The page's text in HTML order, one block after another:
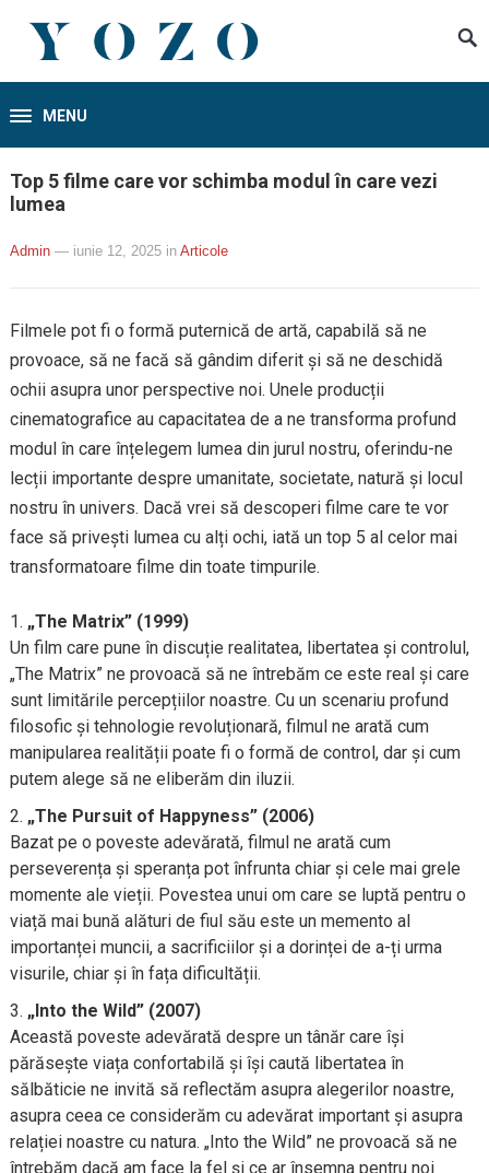
MENU
Top 5 filme care vor schimba modul în care vezi
lumea
Admin — iunie 12, 2025 in Articole
Filmele pot fi o formă puternică de artă, capabilă să ne
provoace, să ne facă să gândim diferit și să ne deschidă
ochii asupra unor perspective noi. Unele producții
cinematografice au capacitatea de a ne transforma profund
modul în care înțelegem lumea din jurul nostru, oferindu-ne
lecții importante despre umanitate, societate, natură și locul
nostru în univers. Dacă vrei să descoperi filme care te vor
face să privești lumea cu alți ochi, iată un top 5 al celor mai
transformatoare filme din toate timpurile.
„The Matrix” (1999)
Un film care pune în discuție realitatea, libertatea și controlul,
„The Matrix” ne provoacă să ne întrebăm ce este real și care
sunt limitările percepțiilor noastre. Cu un scenariu profund
filosofic și tehnologie revoluționară, filmul ne arată cum
manipularea realității poate fi o formă de control, dar și cum
putem alege să ne eliberăm din iluzii.
„The Pursuit of Happyness” (2006)
Bazat pe o poveste adevărată, filmul ne arată cum
perseverența și speranța pot înfrunta chiar și cele mai grele
momente ale vieții. Povestea unui om care se luptă pentru o
viață mai bună alături de fiul său este un memento al
importanței muncii, a sacrificiilor și a dorinței de a-ți urma
visurile, chiar și în fața dificultății.
„Into the Wild” (2007)
Această poveste adevărată despre un tânăr care își
părăsește viața confortabilă și își caută libertatea în
sălbăticie ne invită să reflectăm asupra alegerilor noastre,
asupra ceea ce considerăm cu adevărat important și asupra
relației noastre cu natura. „Into the Wild” ne provoacă să ne
întrebăm dacă am face la fel și ce ar însemna pentru noi